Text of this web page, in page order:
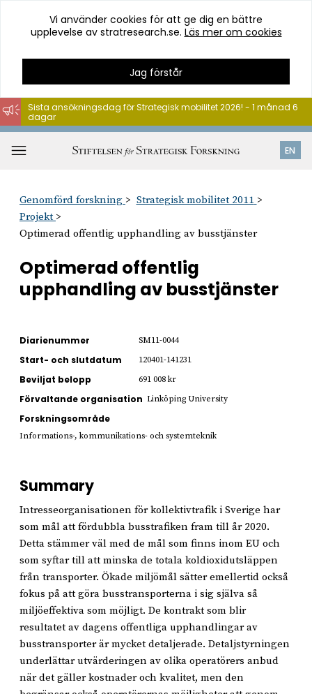
Hoppa
till
innehåll
Vi använder cookies för att ge dig en bättre
upplevelse av stratresearch.se. Läs mer om cookies
Jag förstår
EN
Sista ansökningsdag för Strategisk mobilitet 2026! - 1 månad 6
dagar
Genomförd forskning
Strategisk mobilitet 2011
Projekt
Optimerad offentlig upphandling av busstjänster
Optimerad offentlig
upphandling av busstjänster
Diarienummer SM11-0044
Start- och slutdatum 120401-141231
Beviljat belopp 691 008 kr
Förvaltande organisation Linköping University
Forskningsområde
Informations-, kommunikations- och systemteknik
Summary
Intresseorganisationen för kollektivtrafik i Sverige har
som mål att fördubbla busstrafiken fram till år 2020.
Detta stämmer väl med de mål som finns inom EU och
som syftar till att minska de totala koldioxidutsläppen
från transporter. Ökade miljömål sätter emellertid också
fokus på att göra busstransporterna i sig själva så
miljöeffektiva som möjligt. De kontrakt som blir
resultatet av dagens offentliga upphandlingar av
busstransporter är mycket detaljerade. Detaljstyrningen
underlättar utvärderingen av olika operatörers anbud
när det gäller kostnader och kvalitet, men den